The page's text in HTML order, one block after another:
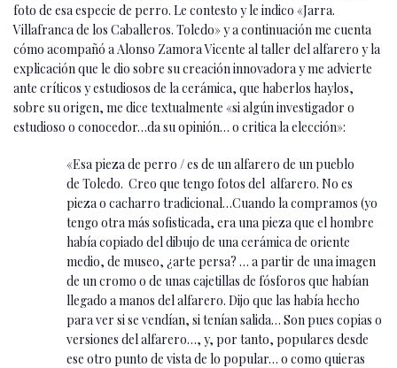
foto de esa especie de perro. Le contesto y le indico «Jarra.
Villafranca de los Caballeros. Toledo» y a continuación me cuenta
cómo acompañó a Alonso Zamora Vicente al taller del alfarero y la
explicación que le dio sobre su creación innovadora y me advierte
ante críticos y estudiosos de la cerámica, que haberlos haylos,
sobre su origen, me dice textualmente «si algún investigador o
estudioso o conocedor…da su opinión… o critica la elección»:
«Esa pieza de perro / es de un alfarero de un pueblo
de Toledo. Creo que tengo fotos del alfarero. No es
pieza o cacharro tradicional…Cuando la compramos (yo
tengo otra más sofisticada, era una pieza que el hombre
había copiado del dibujo de una cerámica de oriente
medio, de museo, ¿arte persa? … a partir de una imagen
de un cromo o de unas cajetillas de fósforos que habían
llegado a manos del alfarero. Dijo que las había hecho
para ver si se vendían, si tenían salida… Son pues copias o
versiones del alfarero…, y, por tanto, populares desde
ese otro punto de vista de lo popular… o como quieras